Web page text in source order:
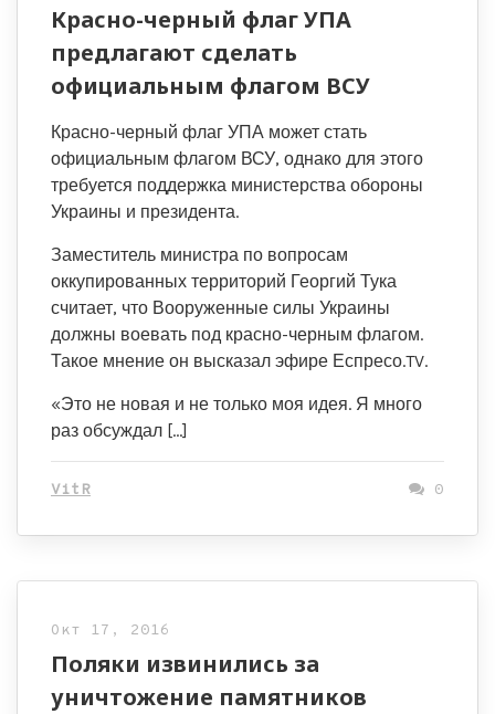
Красно-черный флаг УПА
предлагают сделать
официальным флагом ВСУ
Красно-черный флаг УПА может стать
официальным флагом ВСУ, однако для этого
требуется поддержка министерства обороны
Украины и президента.
Заместитель министра по вопросам
оккупированных территорий Георгий Тука
считает, что Вооруженные силы Украины
должны воевать под красно-черным флагом.
Такое мнение он высказал эфире Еспресо.TV.
«Это не новая и не только моя идея. Я много
раз обсуждал […]
VitR 0
Окт 17, 2016
Поляки извинились за
уничтожение памятников